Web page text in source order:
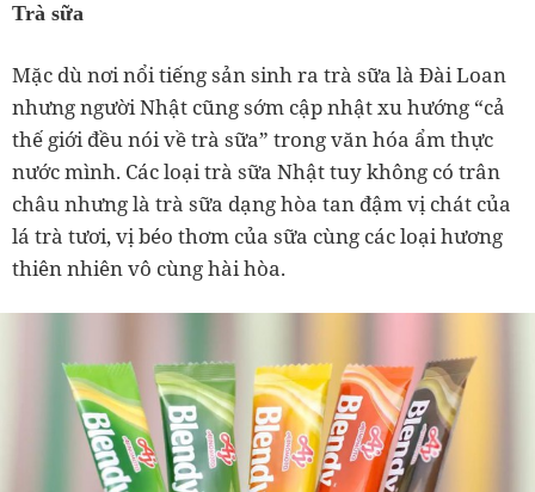
Trà sữa
Mặc dù nơi nổi tiếng sản sinh ra trà sữa là Đài Loan
nhưng người Nhật cũng sớm cập nhật xu hướng “cả
thế giới đều nói về trà sữa” trong văn hóa ẩm thực
nước mình. Các loại trà sữa Nhật tuy không có trân
châu nhưng là trà sữa dạng hòa tan đậm vị chát của
lá trà tươi, vị béo thơm của sữa cùng các loại hương
thiên nhiên vô cùng hài hòa.